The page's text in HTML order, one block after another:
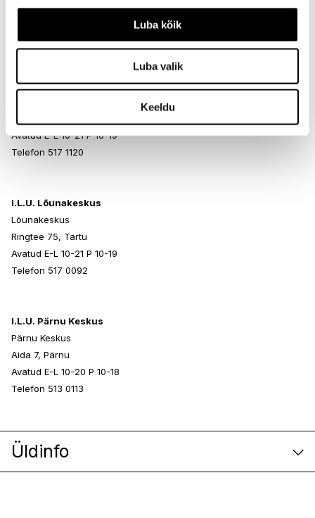
Luba kõik
Luba valik
Keeldu
I.L.U. Ülemiste
Avatud E-L 10-21 P 10-19
Telefon 517 1120
I.L.U. Lõunakeskus
Lõunakeskus
Ringtee 75, Tartu
Avatud E-L 10-21 P 10-19
Telefon 517 0092
I.L.U. Pärnu Keskus
Pärnu Keskus
Aida 7, Pärnu
Avatud E-L 10-20 P 10-18
Telefon 513 0113
Üldinfo